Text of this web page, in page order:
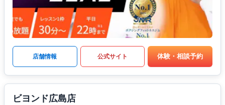
店舗情報 公式サイト 体験・相談予約
ビヨンド広島店